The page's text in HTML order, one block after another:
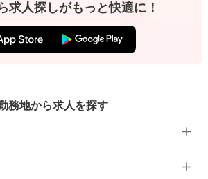
求人探しがもっと快適に！
務地から求人を探す